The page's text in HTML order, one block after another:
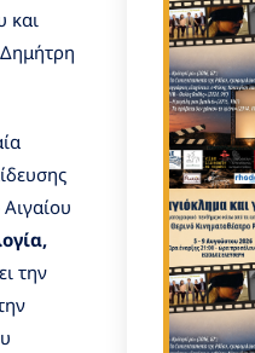
και
την